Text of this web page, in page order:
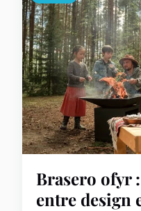
Brasero ofyr
entre design